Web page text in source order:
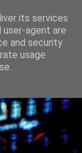
its services
user-agent are
and security
usage